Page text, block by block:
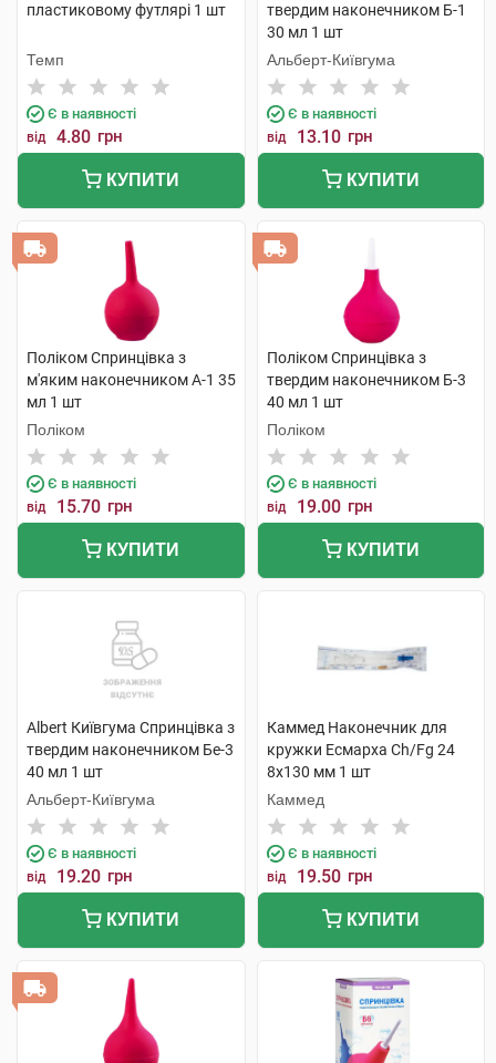
пластиковому футлярі 1 шт
Темп
Є в наявності
від 4.80 грн
КУПИТИ
твердим наконечником Б-1
30 мл 1 шт
Альберт-Київгума
Є в наявності
від 13.10 грн
КУПИТИ
Поліком Спринцівка з
м'яким наконечником А-1 35
мл 1 шт
Поліком
Є в наявності
від 15.70 грн
КУПИТИ
Поліком Спринцівка з
твердим наконечником Б-3
40 мл 1 шт
Поліком
Є в наявності
від 19.00 грн
КУПИТИ
Albert Київгума Спринцівка з
твердим наконечником Бе-3
40 мл 1 шт
Альберт-Київгума
Є в наявності
від 19.20 грн
КУПИТИ
Каммед Наконечник для
кружки Есмарха Ch/Fg 24
8x130 мм 1 шт
Каммед
Є в наявності
від 19.50 грн
КУПИТИ